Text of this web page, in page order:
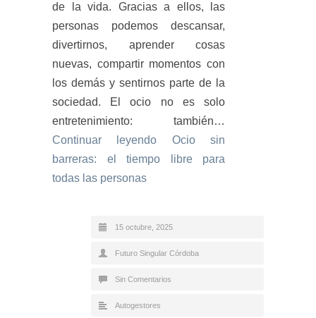
de la vida. Gracias a ellos, las
personas podemos descansar,
divertirnos, aprender cosas
nuevas, compartir momentos con
los demás y sentirnos parte de la
sociedad. El ocio no es solo
entretenimiento: también…
Continuar leyendo Ocio sin
barreras: el tiempo libre para
todas las personas
15 octubre, 2025
Futuro Singular Córdoba
Sin Comentarios
Autogestores